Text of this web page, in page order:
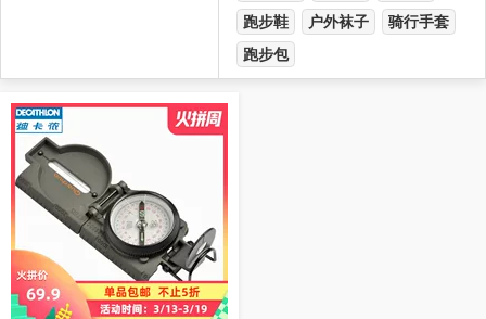
跑步鞋
户外袜子
骑行手套
跑步包